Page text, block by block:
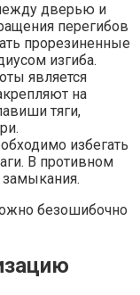
дверью и
перегибов
прорезиненные
изгиба.
является
на
тяги,
избегать
В противном
замыкания.
безошибочно